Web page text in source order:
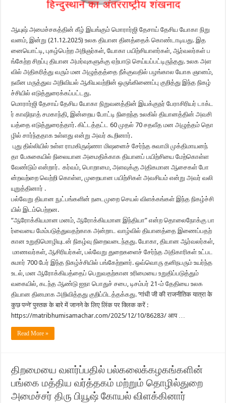
ஆயுஷ் அமைச்சகத்தின் கீழ் இயங்கும் மொரார்ஜி தேசாய் தேசிய யோகா நிறு
வனம், இன்று (21.12.2025) உலக தியான தினத்தைக் கொண்டாடியது. இத
னையொட்டி, புகழ்பெற்ற அறிஞர்கள், யோகா பயிற்சியாளர்கள், ஆர்வலர்கள் ப
ங்கேற்ற சிறப்பு தியான அமர்வுகளுக்கு ஏற்பாடு செய்யப்பட்டிருந்தது. உலக அள
வில் அதிகரித்து வரும் மன அழுத்தத்தை நீக்குவதில் பழங்கால யோக ஞானம்,
நவீன மருத்துவ அறிவியல் ஆகியவற்றின் ஒருங்கிணைப்பு குறித்து இந்த நிகழ்
ச்சியில் எடுத்துரைக்கப்பட்டது.
மொரார்ஜி தேசாய் தேசிய யோகா நிறுவனத்தின் இயக்குநர் பேராசிரியர் டாக்ட
ர் காஷிநாத் சமகாந்தி, இன்றைய போட்டி நிறைந்த உலகில் தியானத்தின் அவசி
யத்தை எடுத்துரைத்தார். கிட்டத்தட்ட 60 முதல் 70 சதவீத மன அழுத்தம் தொ
ழில் சார்ந்ததாக உள்ளது என்று அவர் கூறினார்.
புது தில்லியில் உள்ள ராமகிருஷ்ணா மிஷனைச் சேர்ந்த சுவாமி முக்திமாயனந்
தா பேசுகையில் நிலையான அமைதிக்காக தியானப் பயிற்சியை மேற்கொள்ள
வேண்டும் என்றார். கர்வம், பொறாமை, அளவுக்கு அதிகமான ஆசைகள் போ
ன்றவற்றை வெற்றி கொள்ள, முறையான பயிற்சிகள் அவசியம் என்று அவர் வலி
யுறுத்தினார் .
பல்வேறு தியான நுட்பங்களின் நடைமுறை செயல் விளக்கங்கள் இந்த நிகழ்ச்சி
யில் இடம்பெற்றன.
“ஆரோக்கியமான மனம், ஆரோக்கியமான இந்தியா” என்ற தொலைநோக்கு பா
ர்வையை மேம்படுத்துவதற்காக அன்றாட வாழ்வில் தியானத்தை இணைப்பதற்
கான உறுதிமொழியுடன் நிகழ்வு நிறைவடைந்தது. யோகா, தியான ஆர்வலர்கள்,
மாணவர்கள், ஆசிரியர்கள், பல்வேறு துறைகளைச் சேர்ந்த அதிகாரிகள் உட்பட
சுமார் 700 பேர் இந்த நிகழ்ச்சியில் பங்கேற்றனர். ஒவ்வொரு தனிநபரும் உயர்ந்த
உடல், மன ஆரோக்கியத்தைப் பெறுவதற்கான உரிமையை உறுதிப்படுத்தும்
வகையில், கடந்த ஆண்டு ஐநா பொதுச் சபை, டிசம்பர் 21-ம் தேதியை உலக
தியான தினமாக அறிவித்தது குறிப்பிடத்தக்கது. ‘गांधी जी की राजनीतिक यात्रा के
कुछ पन्ने’ पुस्तक के बारे में जानने के लिए लिंक पर क्लिक करें :
https://matribhumisamachar.com/2025/12/10/86283/ आप …
Read More »
திறமையை வளர்ப்பதில் பல்கலைக்கழகங்களின்
பங்கை மத்திய வர்த்தகம் மற்றும் தொழில்துறை
அமைச்சர் திரு பியூஷ் கோயல் விளக்கினார்